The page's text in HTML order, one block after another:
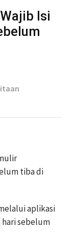
Isi
tiba di
aplikasi
sebelum